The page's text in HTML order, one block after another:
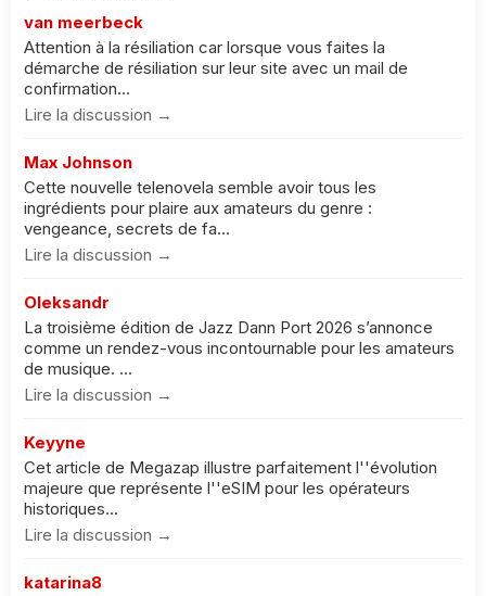
van meerbeck
Attention à la résiliation car lorsque vous faites la
démarche de résiliation sur leur site avec un mail de
confirmation...
Lire la discussion →
Max Johnson
Cette nouvelle telenovela semble avoir tous les
ingrédients pour plaire aux amateurs du genre :
vengeance, secrets de fa...
Lire la discussion →
Oleksandr
La troisième édition de Jazz Dann Port 2026 s’annonce
comme un rendez-vous incontournable pour les amateurs
de musique. ...
Lire la discussion →
Keyyne
Cet article de Megazap illustre parfaitement l''évolution
majeure que représente l''eSIM pour les opérateurs
historiques...
Lire la discussion →
katarina8